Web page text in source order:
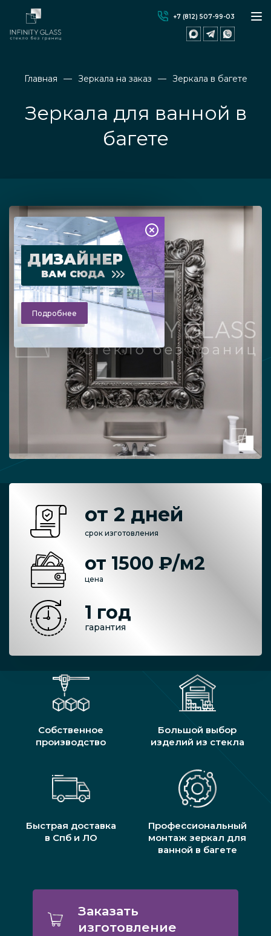
+7 (812) 507-99-03
Главная Зеркала на заказ Зеркала в багете
Зеркала для ванной в
багете
ДИЗАЙНЕР
ВАМ СЮДА
Подробнее
от 2 дней
срок изготовления
от 1500 ₽/м2
цена
1 год
гарантия
Собственное
производство
Большой выбор
изделий из стекла
Быстрая доставка
в Спб и ЛО
Профессиональный
монтаж зеркал для
ванной в багете
Заказать
изготовление